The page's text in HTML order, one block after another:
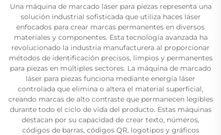
Una máquina de marcado láser para piezas representa una
solución industrial sofisticada que utiliza haces láser
enfocados para crear marcas permanentes en diversos
materiales y componentes. Esta tecnología avanzada ha
revolucionado la industria manufacturera al proporcionar
métodos de identificación precisos, limpios y permanentes
para piezas en múltiples sectores. La máquina de marcado
láser para piezas funciona mediante energía láser
controlada que elimina o altera el material superficial,
creando marcas de alto contraste que permanecen legibles
durante todo el ciclo de vida del producto. Estas máquinas
destacan por su capacidad de crear texto, números,
códigos de barras, códigos QR, logotipos y gráficos